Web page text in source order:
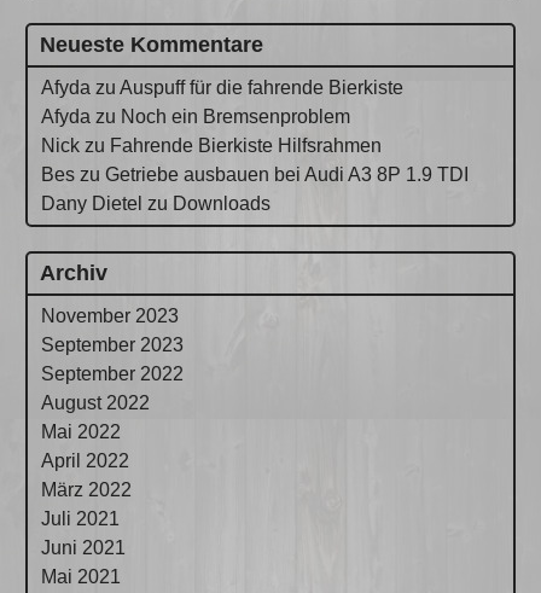
Neueste Kommentare
Afyda zuAuspuff für die fahrende Bierkiste
Afyda zu Noch ein Bremsenproblem
Nick zu Fahrende Bierkiste Hilfsrahmen
Bes zuGetriebe ausbauen bei Audi A3 8P 1.9 TDI
Dany Dietel zu Downloads
Archiv
November 2023
September 2023
September 2022
August 2022
Mai 2022
April 2022
März 2022
Juli 2021
Juni 2021
Mai 2021